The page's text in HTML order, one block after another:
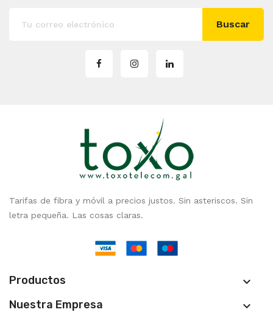
Buscar
Tarifas de fibra y móvil a precios justos. Sin asteriscos. Sin
letra pequeña. Las cosas claras.
Productos 
Nuestra Empresa 